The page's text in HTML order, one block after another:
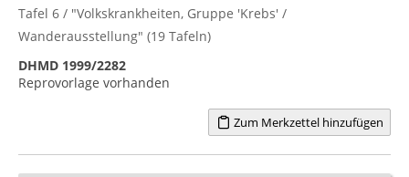
Tafel 6 / "Volkskrankheiten, Gruppe 'Krebs' /
Wanderausstellung" (19 Tafeln)
DHMD 1999/2282
Reprovorlage vorhanden
Zum Merkzettel hinzufügen